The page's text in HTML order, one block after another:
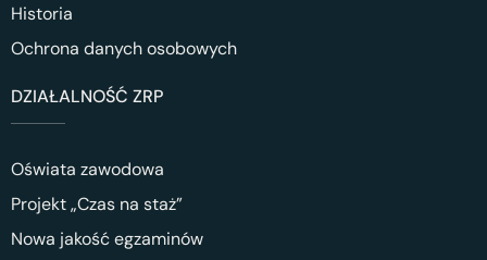
Historia
Ochrona danych osobowych
DZIAŁALNOŚĆ ZRP
Oświata zawodowa
Projekt „Czas na staż”
Nowa jakość egzaminów